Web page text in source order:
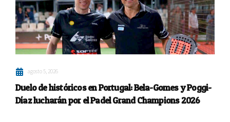
agosto 5, 2026
Duelo de históricos en Portugal: Bela-Gomes y Poggi-
Díaz lucharán por el Padel Grand Champions 2026